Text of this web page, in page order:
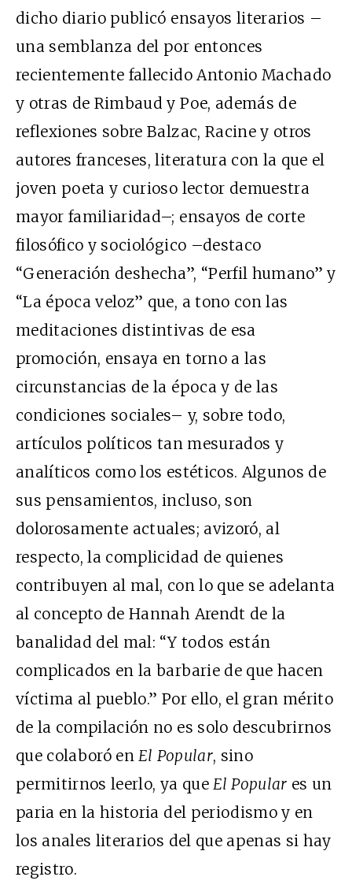
dicho diario publicó ensayos literarios –
una semblanza del por entonces
recientemente fallecido Antonio Machado
y otras de Rimbaud y Poe, además de
reflexiones sobre Balzac, Racine y otros
autores franceses, literatura con la que el
joven poeta y curioso lector demuestra
mayor familiaridad–; ensayos de corte
filosófico y sociológico –destaco
“Generación deshecha”, “Perfil humano” y
“La época veloz” que, a tono con las
meditaciones distintivas de esa
promoción, ensaya en torno a las
circunstancias de la época y de las
condiciones sociales– y, sobre todo,
artículos políticos tan mesurados y
analíticos como los estéticos. Algunos de
sus pensamientos, incluso, son
dolorosamente actuales; avizoró, al
respecto, la complicidad de quienes
contribuyen al mal, con lo que se adelanta
al concepto de Hannah Arendt de la
banalidad del mal: “Y todos están
complicados en la barbarie de que hacen
víctima al pueblo.” Por ello, el gran mérito
de la compilación no es solo descubrirnos
que colaboró enEl Popular, sino
permitirnos leerlo, ya queEl Popular es un
paria en la historia del periodismo y en
los anales literarios del que apenas si hay
registro.